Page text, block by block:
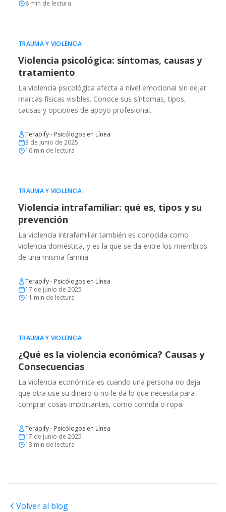
8 min de lectura
TRAUMA Y VIOLENCIA
Violencia psicológica: síntomas, causas y
tratamiento
La violencia psicológica afecta a nivel emocional sin dejar
marcas físicas visibles. Conoce sus síntomas, tipos,
causas y opciones de apoyo profesional.
Terapify - Psicólogos en Línea
3 de junio de 2025
16 min de lectura
TRAUMA Y VIOLENCIA
Violencia intrafamiliar: qué es, tipos y su
prevención
La violencia intrafamiliar también es conocida como
violencia doméstica, y es la que se da entre los miembros
de una misma familia.
Terapify - Psicólogos en Línea
17 de junio de 2025
11 min de lectura
TRAUMA Y VIOLENCIA
¿Qué es la violencia económica? Causas y
Consecuencias
La violencia económica es cuando una persona no deja
que otra use su dinero o no le da lo que necesita para
comprar cosas importantes, como comida o ropa.
Terapify - Psicólogos en Línea
17 de junio de 2025
13 min de lectura
Volver al blog